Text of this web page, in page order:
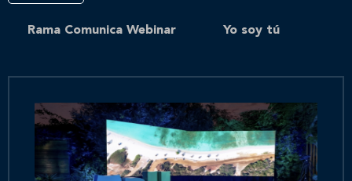
Rama Comunica Webinar Yo soy tú